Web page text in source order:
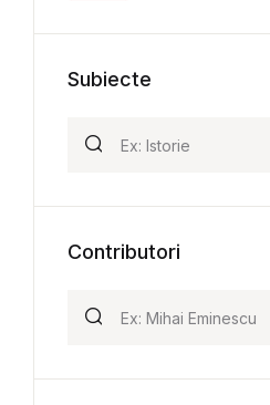
Subiecte
Contributori